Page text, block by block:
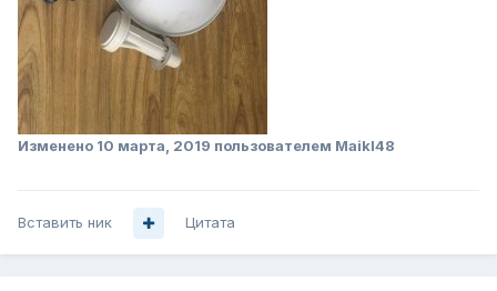
Изменено 10 марта, 2019 пользователем Maikl48
Вставить ник Цитата